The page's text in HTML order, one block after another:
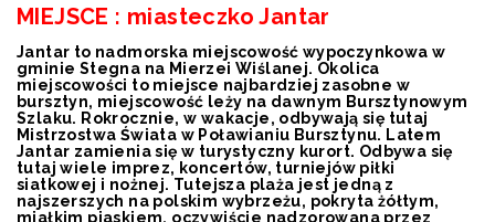
MIEJSCE : miasteczko Jantar
Jantar to nadmorska miejscowość wypoczynkowa w
gminie Stegna na Mierzei Wiślanej. Okolica
miejscowości to miejsce najbardziej zasobne w
bursztyn, miejscowość leży na dawnym Bursztynowym
Szlaku. Rokrocznie, w wakacje, odbywają się tutaj
Mistrzostwa Świata w Poławianiu Bursztynu. Latem
Jantar zamienia się w turystyczny kurort. Odbywa się
tutaj wiele imprez, koncertów, turniejów piłki
siatkowej i nożnej. Tutejsza plaża jest jedną z
najszerszych na polskim wybrzeżu, pokryta żółtym,
miałkim piaskiem, oczywiście nadzorowana przez